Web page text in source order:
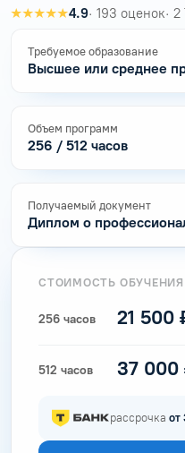
★★★★★4.9· 193 оценок·
Требуемое образование
Высшее или среднее
Объем программ
256 / 512 часов
Получаемый документ
Диплом о
СТОИМОСТЬ ОБУЧЕНИЯ
256 часов 21 500
512 часов 37 000
рассрочка от